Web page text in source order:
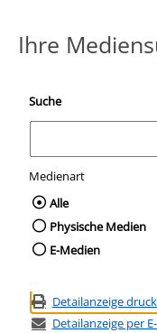
Ihre
Suche
Medienart
Wählen Sie
Alle
Physische Medien
E-Medien
Detailanzeige
Detailanzeige per